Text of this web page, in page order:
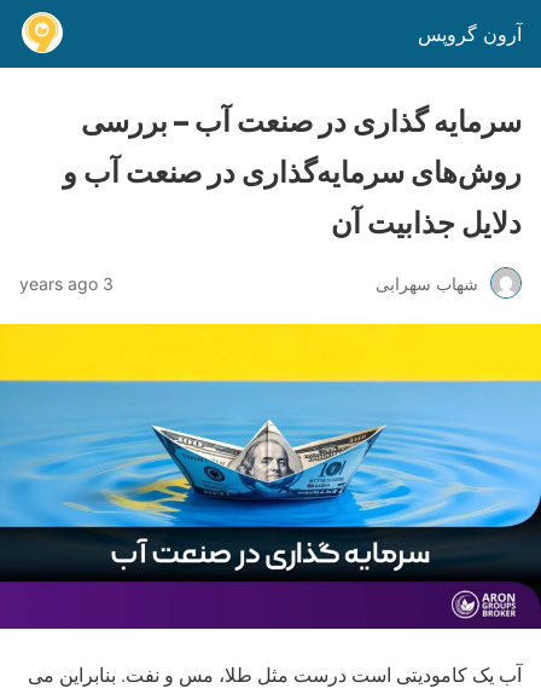
آرون گروپس
سرمایه گذاری در صنعت آب – بررسی
روش‌های سرمایه‌گذاری در صنعت آب و
دلایل جذابیت آن
شهاب سهرابی 3 years ago
آب یک کامودیتی است درست مثل طلا، مس و نفت. بنابراین می